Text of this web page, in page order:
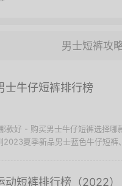
男士短裤攻
士牛仔短裤排行榜
款好 - 购买男士牛仔短裤选择
2023夏季新品男士蓝色牛仔短
动短裤排行榜（2022）